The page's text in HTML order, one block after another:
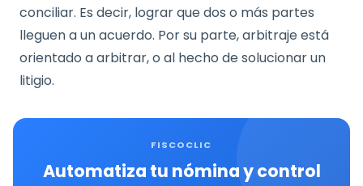
conciliar. Es decir, lograr que dos o más partes
lleguen a un acuerdo. Por su parte, arbitraje está
orientado a arbitrar, o al hecho de solucionar un
litigio.
FISCOCLIC
Automatiza tu nómina y control